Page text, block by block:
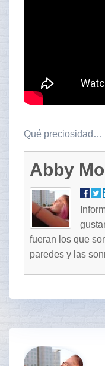
Qué preciosidad…
Abby
fueran los que
paredes y las